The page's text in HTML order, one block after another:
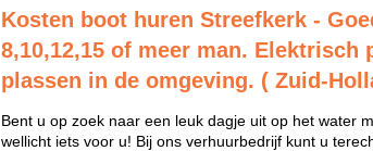
Kosten boot huren Streefkerk -
8,10,12,15 of meer man.
plassen in de omgeving. ( Zuid-
Bent u op zoek naar een leuk dagje uit op het water
wellicht iets voor u! Bij ons verhuurbedrijf kunt u